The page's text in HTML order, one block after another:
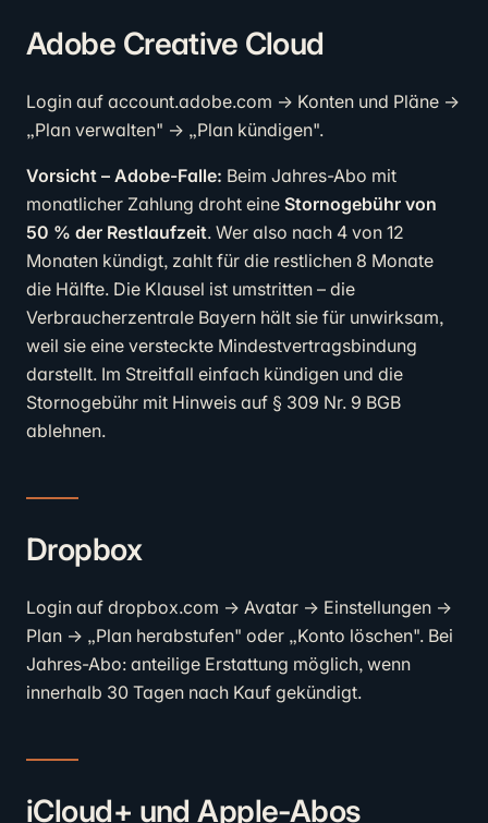
Adobe Creative Cloud
Login auf account.adobe.com → Konten und Pläne →
„Plan verwalten" → „Plan kündigen".
Vorsicht – Adobe-Falle: Beim Jahres-Abo mit
monatlicher Zahlung droht eine Stornogebühr von
50 % der Restlaufzeit. Wer also nach 4 von 12
Monaten kündigt, zahlt für die restlichen 8 Monate
die Hälfte. Die Klausel ist umstritten – die
Verbraucherzentrale Bayern hält sie für unwirksam,
weil sie eine versteckte Mindestvertragsbindung
darstellt. Im Streitfall einfach kündigen und die
Stornogebühr mit Hinweis auf § 309 Nr. 9 BGB
ablehnen.
Dropbox
Login auf dropbox.com → Avatar → Einstellungen →
Plan → „Plan herabstufen" oder „Konto löschen". Bei
Jahres-Abo: anteilige Erstattung möglich, wenn
innerhalb 30 Tagen nach Kauf gekündigt.
iCloud+ und Apple-Abos